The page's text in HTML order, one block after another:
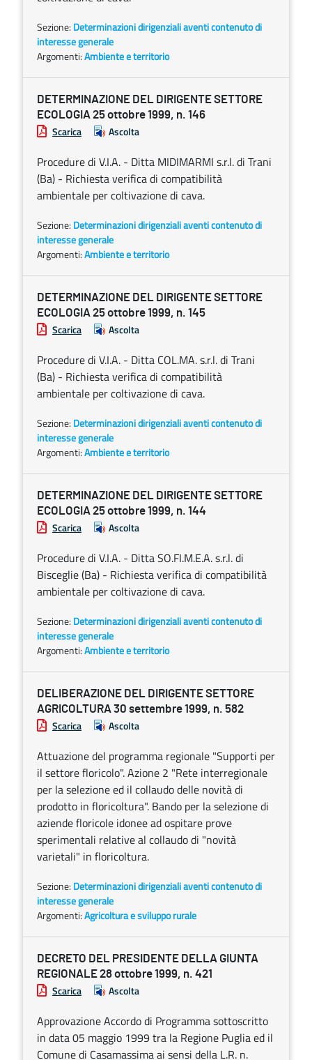
Sezione: Determinazioni dirigenziali aventi contenuto di
interesse generale
Argomenti:Ambiente e territorio
DETERMINAZIONE DEL DIRIGENTE SETTORE
ECOLOGIA 25 ottobre 1999, n. 146
Scarica Ascolta
Procedure di V.I.A. - Ditta MIDIMARMI s.r.l. di Trani
(Ba) - Richiesta verifica di compatibilità
ambientale per coltivazione di cava.
Sezione: Determinazioni dirigenziali aventi contenuto di
interesse generale
Argomenti:Ambiente e territorio
DETERMINAZIONE DEL DIRIGENTE SETTORE
ECOLOGIA 25 ottobre 1999, n. 145
Scarica Ascolta
Procedure di V.I.A. - Ditta COL.MA. s.r.l. di Trani
(Ba) - Richiesta verifica di compatibilità
ambientale per coltivazione di cava.
Sezione: Determinazioni dirigenziali aventi contenuto di
interesse generale
Argomenti:Ambiente e territorio
DETERMINAZIONE DEL DIRIGENTE SETTORE
ECOLOGIA 25 ottobre 1999, n. 144
Scarica Ascolta
Procedure di V.I.A. - Ditta SO.FI.M.E.A. s.r.l. di
Bisceglie (Ba) - Richiesta verifica di compatibilità
ambientale per coltivazione di cava.
Sezione: Determinazioni dirigenziali aventi contenuto di
interesse generale
Argomenti:Ambiente e territorio
DELIBERAZIONE DEL DIRIGENTE SETTORE
AGRICOLTURA 30 settembre 1999, n. 582
Scarica Ascolta
Attuazione del programma regionale "Supporti per
il settore floricolo". Azione 2 "Rete interregionale
per la selezione ed il collaudo delle novità di
prodotto in floricoltura". Bando per la selezione di
aziende floricole idonee ad ospitare prove
sperimentali relative al collaudo di "novità
varietali" in floricoltura.
Sezione: Determinazioni dirigenziali aventi contenuto di
interesse generale
Argomenti:Agricoltura e sviluppo rurale
DECRETO DEL PRESIDENTE DELLA GIUNTA
REGIONALE 28 ottobre 1999, n. 421
Scarica Ascolta
Approvazione Accordo di Programma sottoscritto
in data 05 maggio 1999 tra la Regione Puglia ed il
Comune di Casamassima ai sensi della L.R. n.